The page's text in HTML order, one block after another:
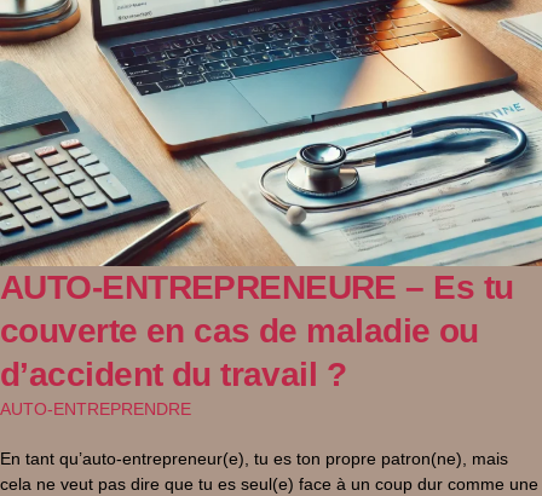
AUTO-ENTREPRENEURE – Es tu
couverte en cas de maladie ou
d’accident du travail ?
AUTO-ENTREPRENDRE
En tant qu’auto-entrepreneur(e), tu es ton propre patron(ne), mais
cela ne veut pas dire que tu es seul(e) face à un coup dur comme une